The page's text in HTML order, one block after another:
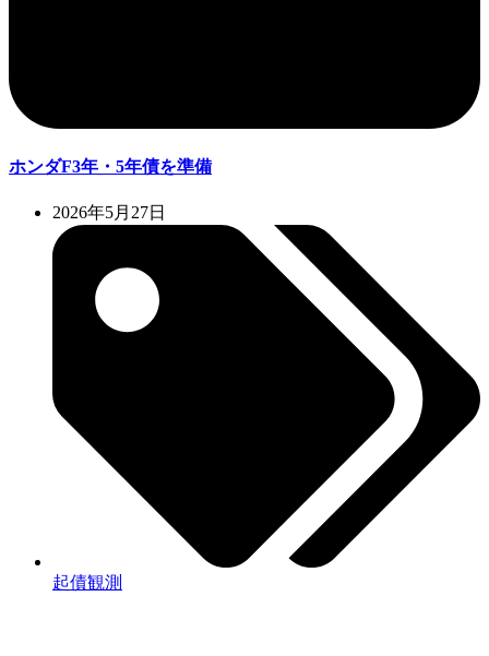
ホンダF3年・5年債を準備
2026年5月27日
起債観測